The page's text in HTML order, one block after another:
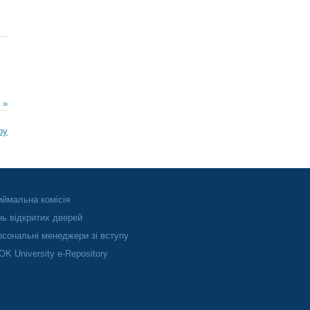
»
комісія
відкритих дверей
менеджери зі вступу
University e-Repository